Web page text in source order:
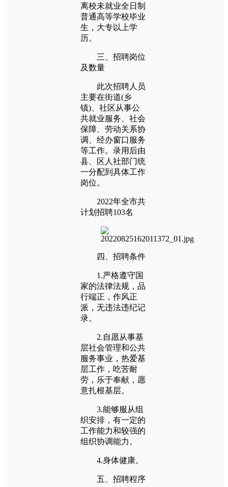
离校未就业全日制
普通高等学校毕业
生，大专以上学
历。
三、招聘岗位
及数量
此次招聘人员
主要在街道(乡
镇)、社区从事公
共就业服务、社会
保障、劳动关系协
调、经办窗口服务
等工作。录用后由
县、区人社部门统
一分配到具体工作
岗位。
2022年全市共
计划招聘103名
四、招聘条件
1.严格遵守国
家的法律法规，品
行端正，作风正
派，无违法违纪记
录。
2.自愿从事基
层社会管理和公共
服务事业，热爱基
层工作，吃苦耐
劳，乐于奉献，愿
意扎根基层。
3.能够服从组
织安排，有一定的
工作能力和较强的
组织协调能力。
4.身体健康。
五、招聘程序